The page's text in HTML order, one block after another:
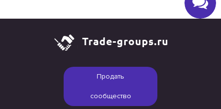
Продать
сообщество